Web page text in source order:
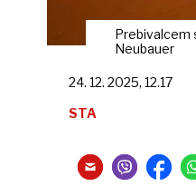
Prebivalcem
Neubauer
24. 12. 2025, 12.17
STA